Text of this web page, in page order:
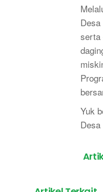
serta
Yuk